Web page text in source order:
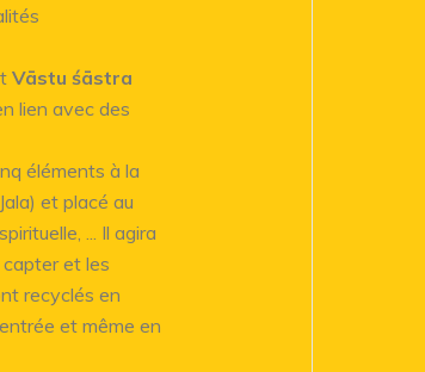
Vāstu śāstra
lien avec des
éléments à la
et placé au
... Il agira
et les
recyclés en
et même en